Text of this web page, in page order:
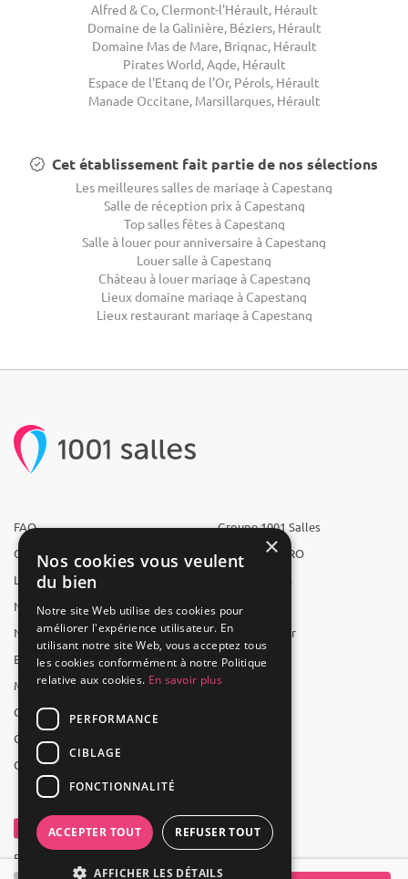
Alfred & Co, Clermont-l'Hérault, Hérault
Domaine de la Galinière, Béziers, Hérault
Domaine Mas de Mare, Brignac, Hérault
Pirates World, Agde, Hérault
Espace de l'Etang de l'Or, Pérols, Hérault
Manade Occitane, Marsillargues, Hérault
Cet établissement fait partie de nos sélections
Les meilleures salles de mariage à Capestang
Salle de réception prix à Capestang
Top salles fêtes à Capestang
Salle à louer pour anniversaire à Capestang
Louer salle à Capestang
Château à louer mariage à Capestang
Lieux domaine mariage à Capestang
Lieux restaurant mariage à Capestang
FAQ
Qui sommes-nous ?
L'équipe
Nous recrutons
Nos partenaires
Espace presse
Mentions légales
CGV
CGU
Contact
Groupe 1001 Salles
1001 Salles PRO
1001 Traiteurs
1001 Artistes
Reserverunbar
MP2
Powered by Groupe 1001Salles
×
Nos cookies vous veulent
du bien
Notre site Web utilise des cookies pour
améliorer l'expérience utilisateur. En
utilisant notre site Web, vous acceptez tous
les cookies conformément à notre Politique
relative aux cookies. En savoir plus
PERFORMANCE
CIBLAGE
FONCTIONNALITÉ
ACCEPTER TOUT REFUSER TOUT
AFFICHER LES DÉTAILS